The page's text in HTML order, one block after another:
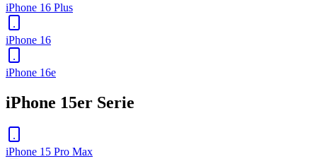
iPhone 16 Plus
iPhone 16
iPhone 16e
iPhone 15er Serie
iPhone 15 Pro Max